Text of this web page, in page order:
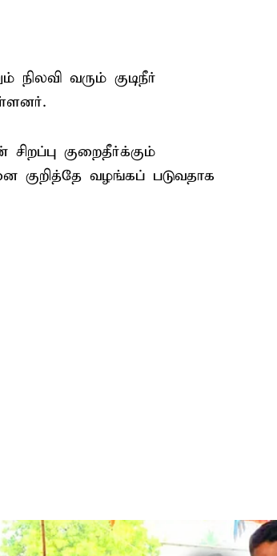
நிலவி வரும் குடிநீர்
குறைதீர்க்கும்
குறித்தே வழங்கப் படுவதாக